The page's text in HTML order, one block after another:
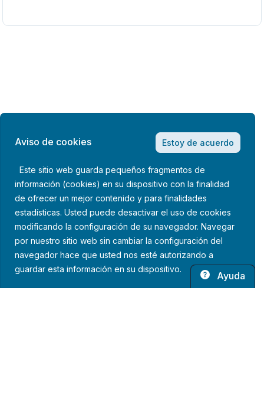
Aviso de cookies Estoy de acuerdo
Este sitio web guarda pequeños fragmentos de
información (cookies) en su dispositivo con la finalidad
de ofrecer un mejor contenido y para finalidades
estadísticas. Usted puede desactivar el uso de cookies
modificando la configuración de su navegador. Navegar
por nuestro sitio web sin cambiar la configuración del
navegador hace que usted nos esté autorizando a
guardar esta información en su dispositivo.
Ayuda